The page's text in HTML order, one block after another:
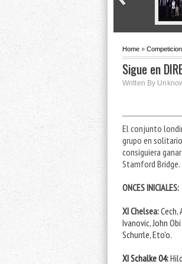
Home »
Sigue en
Written By
El conjunto
grupo en
consiguiera
Stamford Bridge.
ONCES INICIALES:
XI Chelsea:Cech,
Ivanovic, John
Schurrle, Eto'o.
XI Schalke 04: